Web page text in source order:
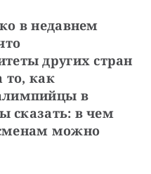
в недавнем
других стран
то, как
в
сказать: в чем
можно